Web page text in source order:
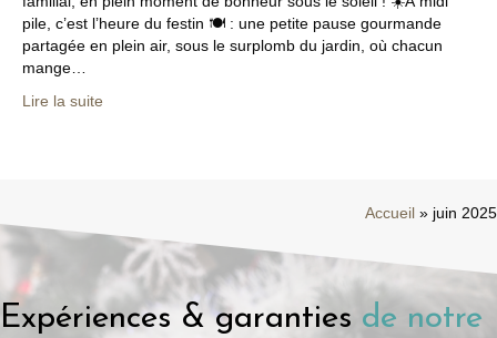
pile, c’est l’heure du festin 🍽️ : une petite pause gourmande
partagée en plein air, sous le surplomb du jardin, où chacun
mange…
Lire la suite
Accueil » juin 2025
Expériences & garanties de notre